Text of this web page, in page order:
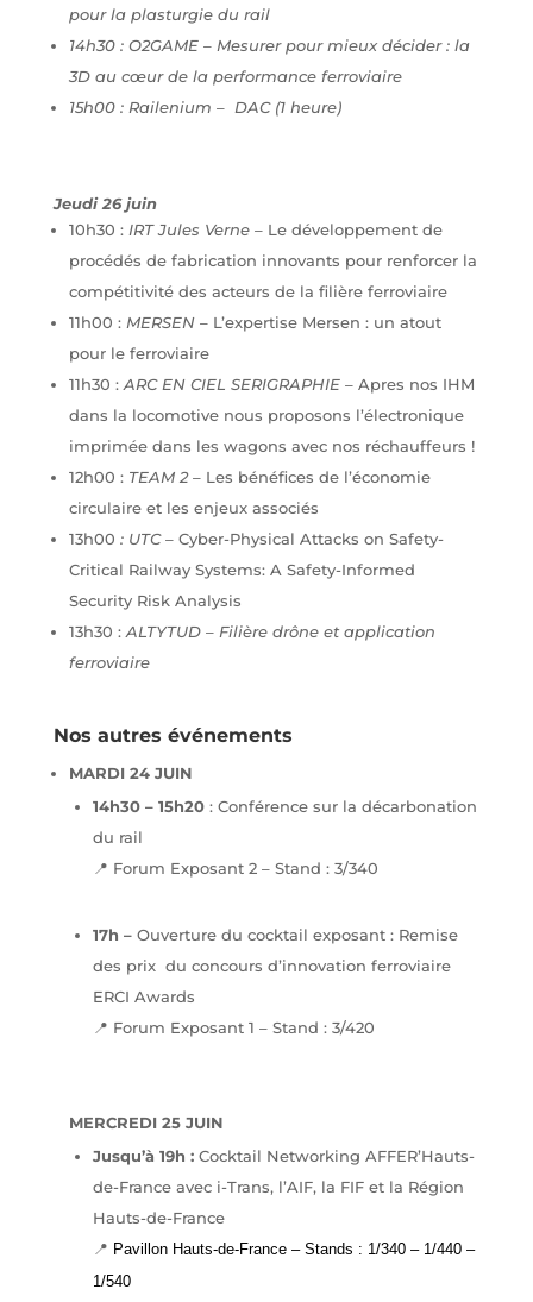
pour la plasturgie du rail
14h30 : O2GAME – Mesurer pour mieux décider : la
3D au cœur de la performance ferroviaire
15h00 : Railenium – DAC (1 heure)
Jeudi 26 juin
10h30 : IRT Jules Verne – Le développement de
procédés de fabrication innovants pour renforcer la
compétitivité des acteurs de la filière ferroviaire
11h00 : MERSEN –L’expertise Mersen : un atout
pour le ferroviaire
11h30 :ARC EN CIEL SERIGRAPHIE – Apres nos IHM
dans la locomotive nous proposons l’électronique
imprimée dans les wagons avec nos réchauffeurs !
12h00 : TEAM 2 – Les bénéfices de l’économie
circulaire et les enjeux associés
13h00 : UTC –Cyber-Physical Attacks on Safety-
Critical Railway Systems: A Safety-Informed
Security Risk Analysis
13h30 :ALTYTUD – Filière drône et application
ferroviaire
Nos autres événements
MARDI 24 JUIN
14h30 – 15h20 : Conférence sur la décarbonation
du rail
📍 Forum Exposant 2 – Stand : 3/340
17h –Ouverture du cocktail exposant : Remise
des prix du concours d’innovation ferroviaire
ERCI Awards
📍 Forum Exposant 1 – Stand : 3/420
MERCREDI 25 JUIN
Jusqu’à 19h : Cocktail Networking AFFER’Hauts-
de-France avec i-Trans, l’AIF, la FIF et la Région
Hauts-de-France
📍 Pavillon Hauts-de-France – Stands : 1/340 – 1/440 –
1/540